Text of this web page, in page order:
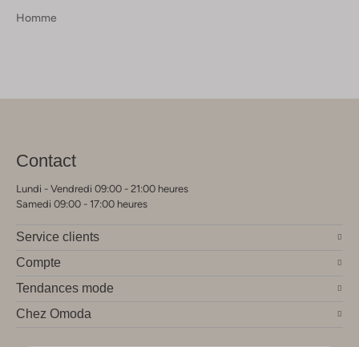
Homme
Contact
Lundi - Vendredi 09:00 - 21:00 heures
Samedi 09:00 - 17:00 heures
Service clients
Compte
Tendances mode
Chez Omoda